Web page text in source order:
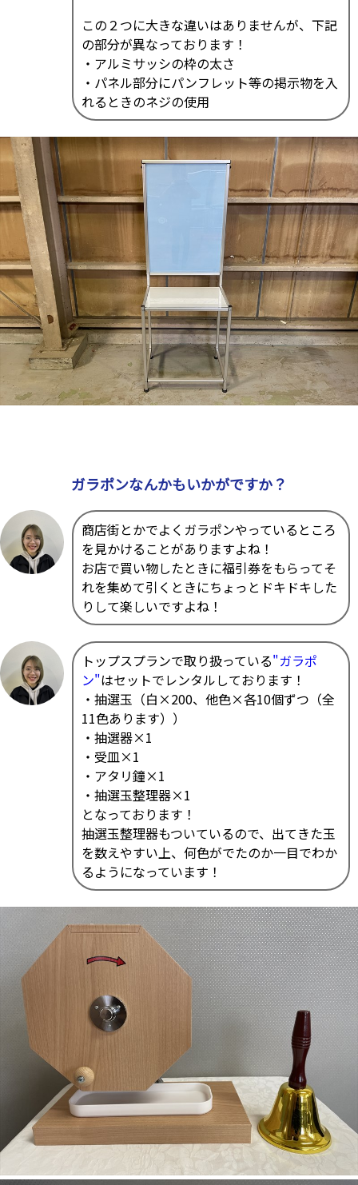
この２つに大きな違いはありませんが、下記
の部分が異なっております！
・アルミサッシの枠の太さ
・パネル部分にパンフレット等の掲示物を入
れるときのネジの使用
ガラポンなんかもいかがですか？
商店街とかでよくガラポンやっているところ
を見かけることがありますよね！
お店で買い物したときに福引券をもらってそ
れを集めて引くときにちょっとドキドキした
りして楽しいですよね！
トップスプランで取り扱っている"ガラポ
ン"はセットでレンタルしております！
・抽選玉（白×200、他色×各10個ずつ（全
11色あります））
・抽選器×1
・受皿×1
・アタリ鐘×1
・抽選玉整理器×1
となっております！
抽選玉整理器もついているので、出てきた玉
を数えやすい上、何色がでたのか一目でわか
るようになっています！